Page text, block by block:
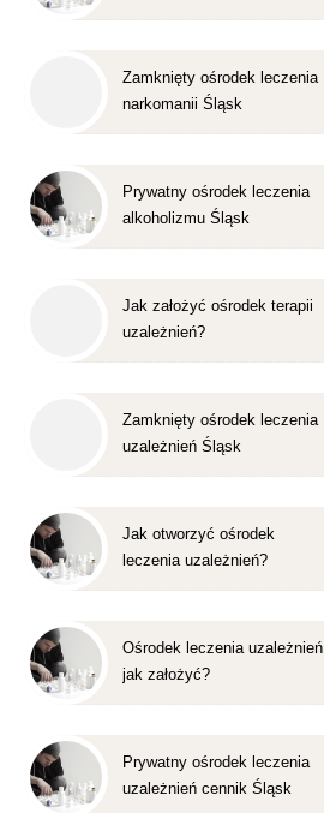
Zamknięty ośrodek leczenia
narkomanii Śląsk
Prywatny ośrodek leczenia
alkoholizmu Śląsk
Jak założyć ośrodek terapii
uzależnień?
Zamknięty ośrodek leczenia
uzależnień Śląsk
Jak otworzyć ośrodek
leczenia uzależnień?
Ośrodek leczenia uzależnień
jak założyć?
Prywatny ośrodek leczenia
uzależnień cennik Śląsk